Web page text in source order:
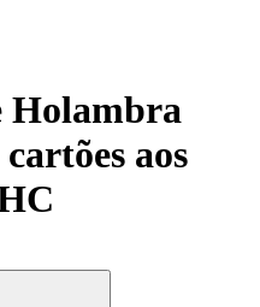
Holambra
aos